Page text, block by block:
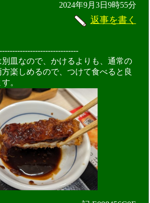
2024年9月3日9時55分
返事を書く
別皿なので、かけるよりも、通常の
方楽しめるので、つけて食べると良
。